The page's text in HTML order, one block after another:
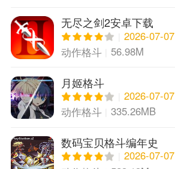
无尽之剑2安卓下载
2026-07-07
动作格斗
56.98M
月姬格斗
2026-07-07
动作格斗
335.26MB
数码宝贝格斗编年史
2026-07-07